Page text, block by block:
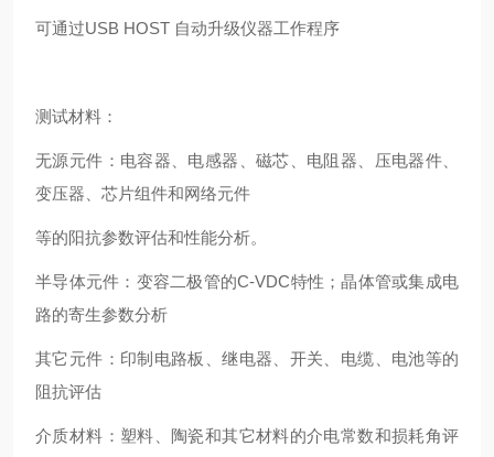
可通过USB HOST 自动升级仪器工作程序
测试材料：
无源元件：电容器、电感器、磁芯、电阻器、压电器件、
变压器、芯片组件和网络元件
等的阳抗参数评估和性能分析。
半导体元件：变容二极管的C-VDC特性；晶体管或集成电
路的寄生参数分析
其它元件：印制电路板、继电器、开关、电缆、电池等的
阻抗评估
介质材料：塑料、陶瓷和其它材料的介电常数和损耗角评